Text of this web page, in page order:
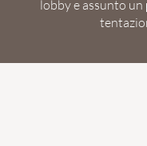
lobby e assunto un